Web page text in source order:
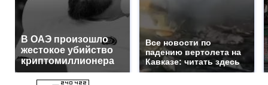
В ОАЭ произошло
жестокое убийство
криптомиллионера
Все новости по
падению вертолета на
Кавказе: читать здесь